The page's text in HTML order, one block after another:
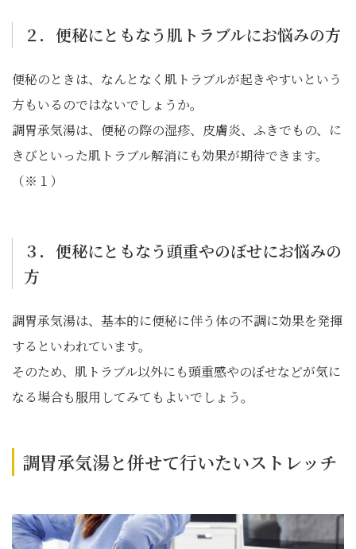
２．便秘にともなう肌トラブルにお悩みの方
便秘のときは、なんとなく肌トラブルが起きやすいという
方もいるのではないでしょうか。
調胃承気湯は、便秘の際の湿疹、皮膚炎、ふきでもの、に
きびといった肌トラブル解消にも効果が期待できます。
（※１）
３．便秘にともなう頭重やのぼせにお悩みの
方
調胃承気湯は、基本的に便秘に伴う体の不調に効果を発揮
するといわれています。
そのため、肌トラブル以外にも頭重感やのぼせなどが気に
なる場合も服用してみてもよいでしょう。
調胃承気湯と併せて行いたいストレッチ